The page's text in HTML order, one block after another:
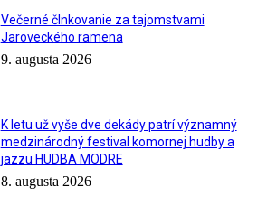
Večerné člnkovanie za tajomstvami
Jaroveckého ramena
9. augusta 2026
K letu už vyše dve dekády patrí významný
medzinárodný festival komornej hudby a
jazzu HUDBA MODRE
8. augusta 2026